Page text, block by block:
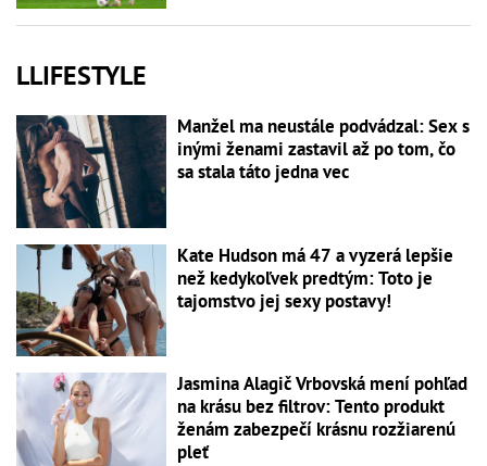
LLIFESTYLE
Manžel ma neustále podvádzal: Sex s
inými ženami zastavil až po tom, čo
sa stala táto jedna vec
Kate Hudson má 47 a vyzerá lepšie
než kedykoľvek predtým: Toto je
tajomstvo jej sexy postavy!
Jasmina Alagič Vrbovská mení pohľad
na krásu bez filtrov: Tento produkt
ženám zabezpečí krásnu rozžiarenú
pleť